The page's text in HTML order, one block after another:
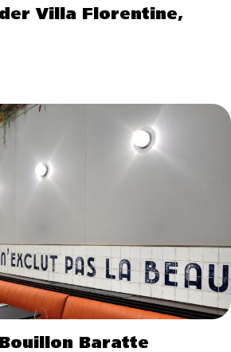
Villa Florentine,
Baratte